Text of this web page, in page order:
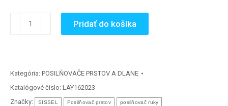
množstvo
EXERCISER
Pridať do košíka
Kategória: POSILŇOVAČE PRSTOV A DLANE
Katalógové číslo: LAY162023
Značky:
SISSEL Posilňovač prstov posilňovač ruky